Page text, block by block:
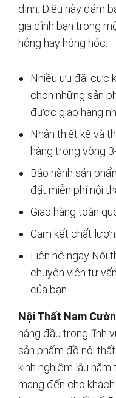
định. Điều này đảm
gia đình bạn trong
hỏng hay hỏng hóc.
Nhiều ưu đãi cực
chọn những sản
được giao hàng
Nhận thiết kế và
hàng trong vòng
Bảo hành sản
đặt miễn phí nội
Giao hàng toàn
Cam kết chất
Liên hệ ngay Nội
chuyên viên tư
của bạn.
Nội Thất Nam
hàng đầu trong lĩnh
sản phẩm đồ nội
kinh nghiệm lâu
mang đến cho